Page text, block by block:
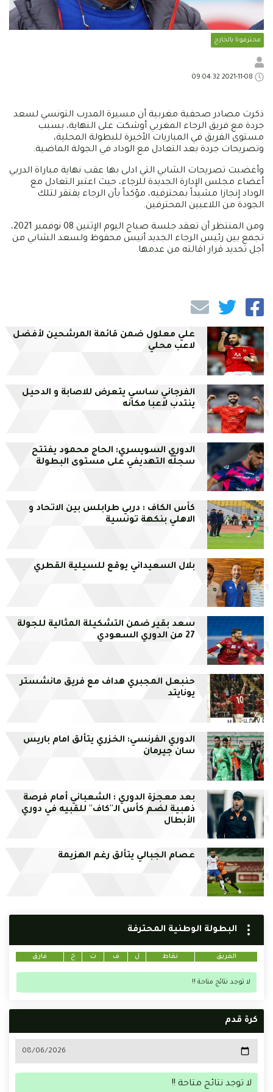
محترفونا بالخارج
ذكرت مصادر صحفية مغربية أن مسيرة المدرب التونسي لسعد
جردة مع فريق الرجاء المغربي أوشكت على النهاية، بسبب
مستوى الفريق في المباريات الأخيرة للبطولة المحلية،
وتصريحات جردة بعد التعادل مع الوداد في الجولة الماضية.
وأغضبت تصريحات الشابي التي ادلى بها عقب نهاية مباراة الدربي
أعضاء مجلس الإدارة الجديدة للرجاء، حيث اعتبر التعادل مع
الوداد إنجازا مشيداً بمحترفيه، مؤكداً بأن الرجاء يفتقر لتلك
الجودة من اللاعبين المحترفين.
ومن المنتظر أن تعقد جلسة صباح اليوم الإثنين 08 نوفمبر 2021،
تجمع بين رئيس الرجاء الجديد أنيس محفوظ ولسعد الشابي من
أجل تحديد قرار اقالته من عدمها.
علي معلول ضمن قائمة المرشحين لأفضل
لاعب محلي
الفرجاني ساسي يتعرض للاصابة و الدحيل
ينتدب لاعبا مكانه
الدوري السويسري: الحاج محمود يفتتح
سجلّه التهديفي على مستوى البطولة
كأس الكاف : دربي طرابلس بين الاتحاد و
الاهلي بنكهة تونسية
بلال السعيداني يوقع للسيلية القطري
سعد بقير ضمن التشكيلة المثالية للجولة
27 من الدوري السعودي
حنبعل المجبري هداف مع فريق مانشستر
يونايتد
الدوري الفرنسي: الخزري يتألق امام باريس
سان جيرمان
بعد معجزة الدوري : الشعباني أمام فرصة
ذهبية لضم كأس الـ''كاف'' للقبيه في دوري
الأبطال
عصام الجبالي يتألق رغم الهزيمة
البطولة الوطنية المحترفة
الفريق نقاط ل ف ت خ فارق
لا توجد نتائج متاحة !!
كرة قدم
لا توجد نتائج متاحة !!